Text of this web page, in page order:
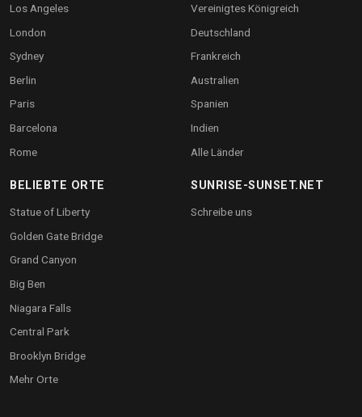
Los Angeles
London
Sydney
Berlin
Paris
Barcelona
Rome
Vereinigtes Königreich
Deutschland
Frankreich
Australien
Spanien
Indien
Alle Länder
BELIEBTE ORTE
Statue of Liberty
Golden Gate Bridge
Grand Canyon
Big Ben
Niagara Falls
Central Park
Brooklyn Bridge
Mehr Orte
SUNRISE-SUNSET.NET
Schreibe uns